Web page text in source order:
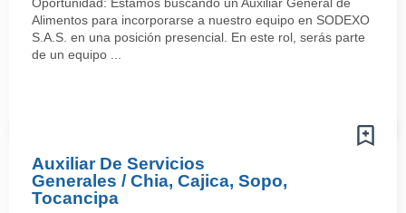
Alimentos para incorporarse a nuestro equipo en SODEXO
S.A.S. en una posición presencial. En este rol, serás parte
de un equipo ...
Auxiliar De Servicios
Generales / Chia, Cajica, Sopo,
Tocancipa